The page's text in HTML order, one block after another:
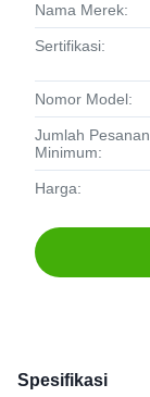
Nama Merek:
Sertifikasi:
Nomor Model:
Jumlah Pesanan
Minimum:
Harga:
Spesifikasi